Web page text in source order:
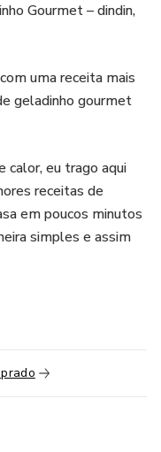
Gourmet – dindin,
uma receita mais
geladinho gourmet
calor, eu trago aqui
receitas de
em poucos minutos
simples e assim
da Hotmart. A
e
A existência de um
não podem
adquiri-lo, o